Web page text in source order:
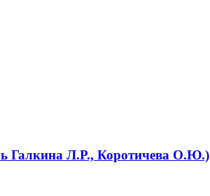
Галкина Л.Р., Коротичева О.Ю.)